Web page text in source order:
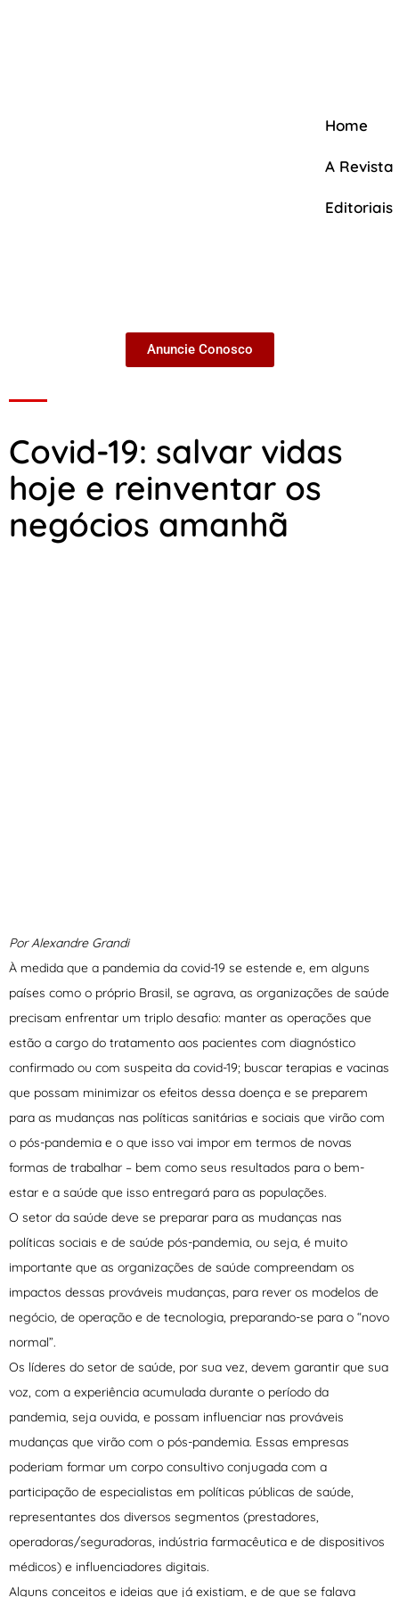
Home
A Revista
Editoriais
Anuncie Conosco
Covid-19: salvar vidas
hoje e reinventar os
negócios amanhã
Por Alexandre Grandi
À medida que a pandemia da covid-19 se estende e, em alguns
países como o próprio Brasil, se agrava, as organizações de saúde
precisam enfrentar um triplo desafio: manter as operações que
estão a cargo do tratamento aos pacientes com diagnóstico
confirmado ou com suspeita da covid-19; buscar terapias e vacinas
que possam minimizar os efeitos dessa doença e se preparem
para as mudanças nas políticas sanitárias e sociais que virão com
o pós-pandemia e o que isso vai impor em termos de novas
formas de trabalhar – bem como seus resultados para o bem-
estar e a saúde que isso entregará para as populações.
O setor da saúde deve se preparar para as mudanças nas
políticas sociais e de saúde pós-pandemia, ou seja, é muito
importante que as organizações de saúde compreendam os
impactos dessas prováveis mudanças, para rever os modelos de
negócio, de operação e de tecnologia, preparando-se para o “novo
normal”.
Os líderes do setor de saúde, por sua vez, devem garantir que sua
voz, com a experiência acumulada durante o período da
pandemia, seja ouvida, e possam influenciar nas prováveis
mudanças que virão com o pós-pandemia. Essas empresas
poderiam formar um corpo consultivo conjugada com a
participação de especialistas em políticas públicas de saúde,
representantes dos diversos segmentos (prestadores,
operadoras/seguradoras, indústria farmacêutica e de dispositivos
médicos) e influenciadores digitais.
Alguns conceitos e ideias que já existiam, e de que se falava